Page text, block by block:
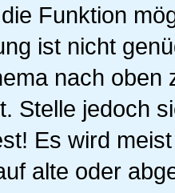
Funktion
ist nicht
nach oben
Stelle jedoch
Es wird
alte oder